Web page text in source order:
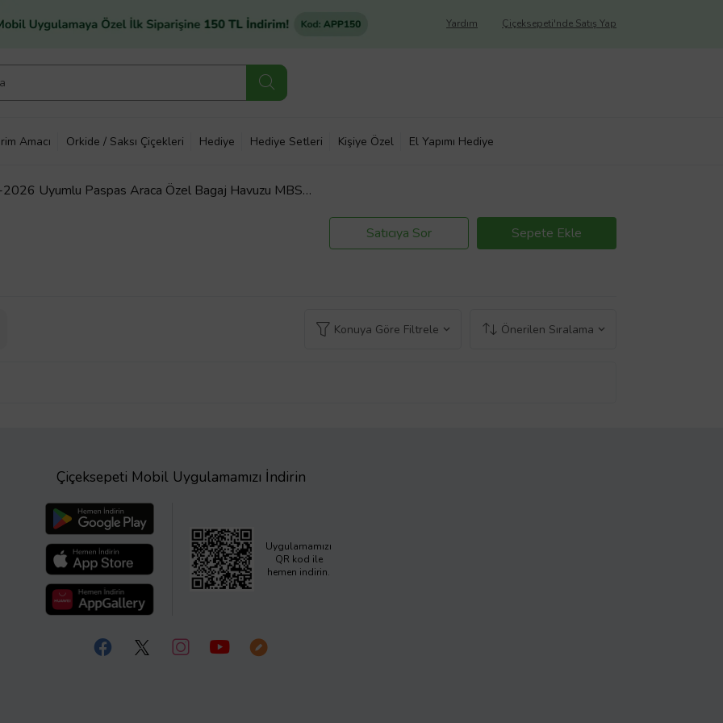
Çiçeksepeti'nde Satış Yap
Yardım
Amacı Orkide / Saksı Çiçekleri Hediye Hediye Setleri Kişiye Özel El Yapımı Hediye
Uyumlu Paspas Araca Özel Bagaj Havuzu MBS
Satıcıya Sor Sepete Ekle
Konuya Göre Filtrele Önerilen Sıralama
Çiçeksepeti Mobil Uygulamamızı İndirin
Uygulamamızı
QR kod ile
hemen indirin.